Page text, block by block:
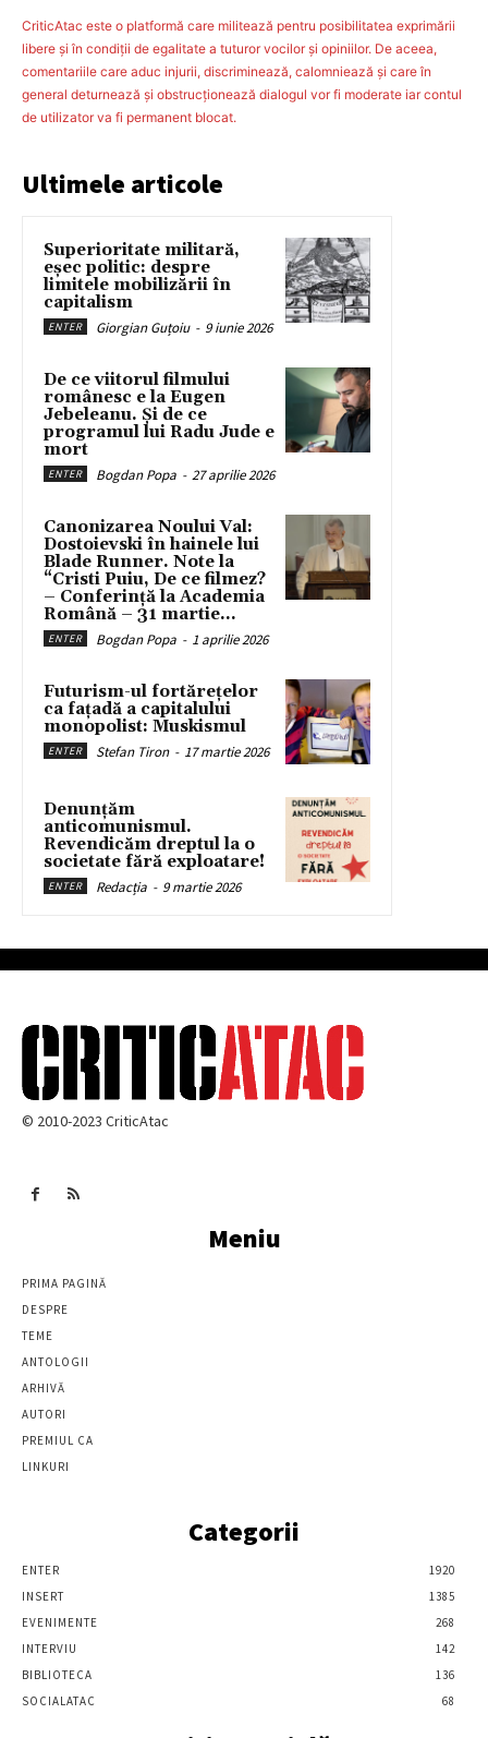
CriticAtac este o platformă care militează pentru posibilitatea exprimării
libere şi în condiţii de egalitate a tuturor vocilor şi opiniilor. De aceea,
comentariile care aduc injurii, discriminează, calomniează şi care în
general deturnează şi obstrucţionează dialogul vor fi moderate iar contul
de utilizator va fi permanent blocat.
Ultimele articole
Superioritate militară,
eșec politic: despre
limitele mobilizării în
capitalism
ENTER Giorgian Guțoiu - 9 iunie 2026
De ce viitorul filmului
românesc e la Eugen
Jebeleanu. Și de ce
programul lui Radu Jude e
mort
ENTER Bogdan Popa - 27 aprilie 2026
Canonizarea Noului Val:
Dostoievski în hainele lui
Blade Runner. Note la
“Cristi Puiu, De ce filmez?
– Conferință la Academia
Română – 31 martie...
ENTER Bogdan Popa - 1 aprilie 2026
Futurism-ul fortărețelor
ca fațadă a capitalului
monopolist: Muskismul
ENTER Stefan Tiron - 17 martie 2026
Denunțăm
anticomunismul.
Revendicăm dreptul la o
societate fără exploatare!
ENTER Redacția - 9 martie 2026
© 2010-2023 CriticAtac
Meniu
PRIMA PAGINĂ
DESPRE
TEME
ANTOLOGII
ARHIVĂ
AUTORI
PREMIUL CA
LINKURI
Categorii
ENTER
1920
INSERT
1385
EVENIMENTE
268
INTERVIU
142
BIBLIOTECA
136
SOCIALATAC
68